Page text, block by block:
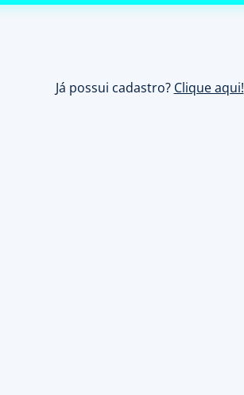
Já possui cadastro? Clique aqui!